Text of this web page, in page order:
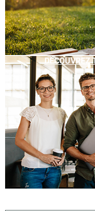
DÉCOUVREZ